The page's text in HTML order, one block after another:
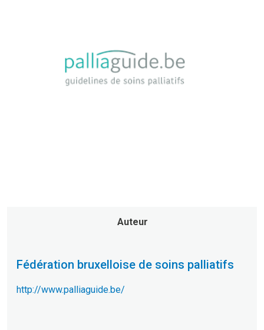
Auteur
Fédération bruxelloise de soins palliatifs
http://www.palliaguide.be/